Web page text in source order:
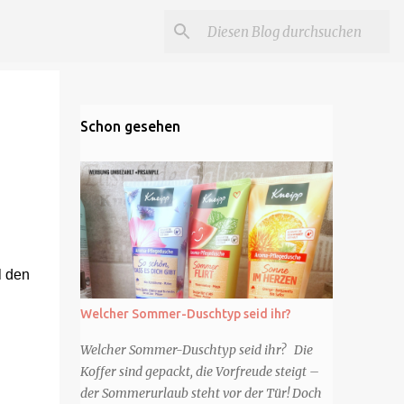
den
Schon gesehen
Welcher Sommer-Duschtyp seid ihr?
Welcher Sommer-Duschtyp seid ihr? Die
Koffer sind gepackt, die Vorfreude steigt –
der Sommerurlaub steht vor der Tür! Doch